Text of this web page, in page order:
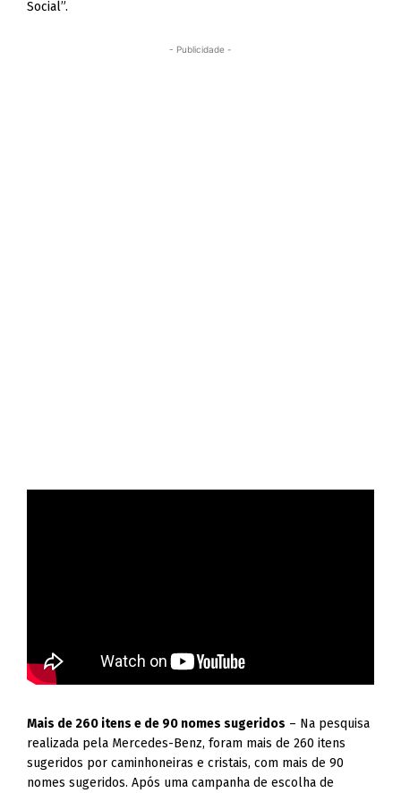
Social”.
- Publicidade -
Mais de 260 itens e de 90 nomes sugeridos – Na pesquisa
realizada pela Mercedes-Benz, foram mais de 260 itens
sugeridos por caminhoneiras e cristais, com mais de 90
nomes sugeridos. Após uma campanha de escolha de